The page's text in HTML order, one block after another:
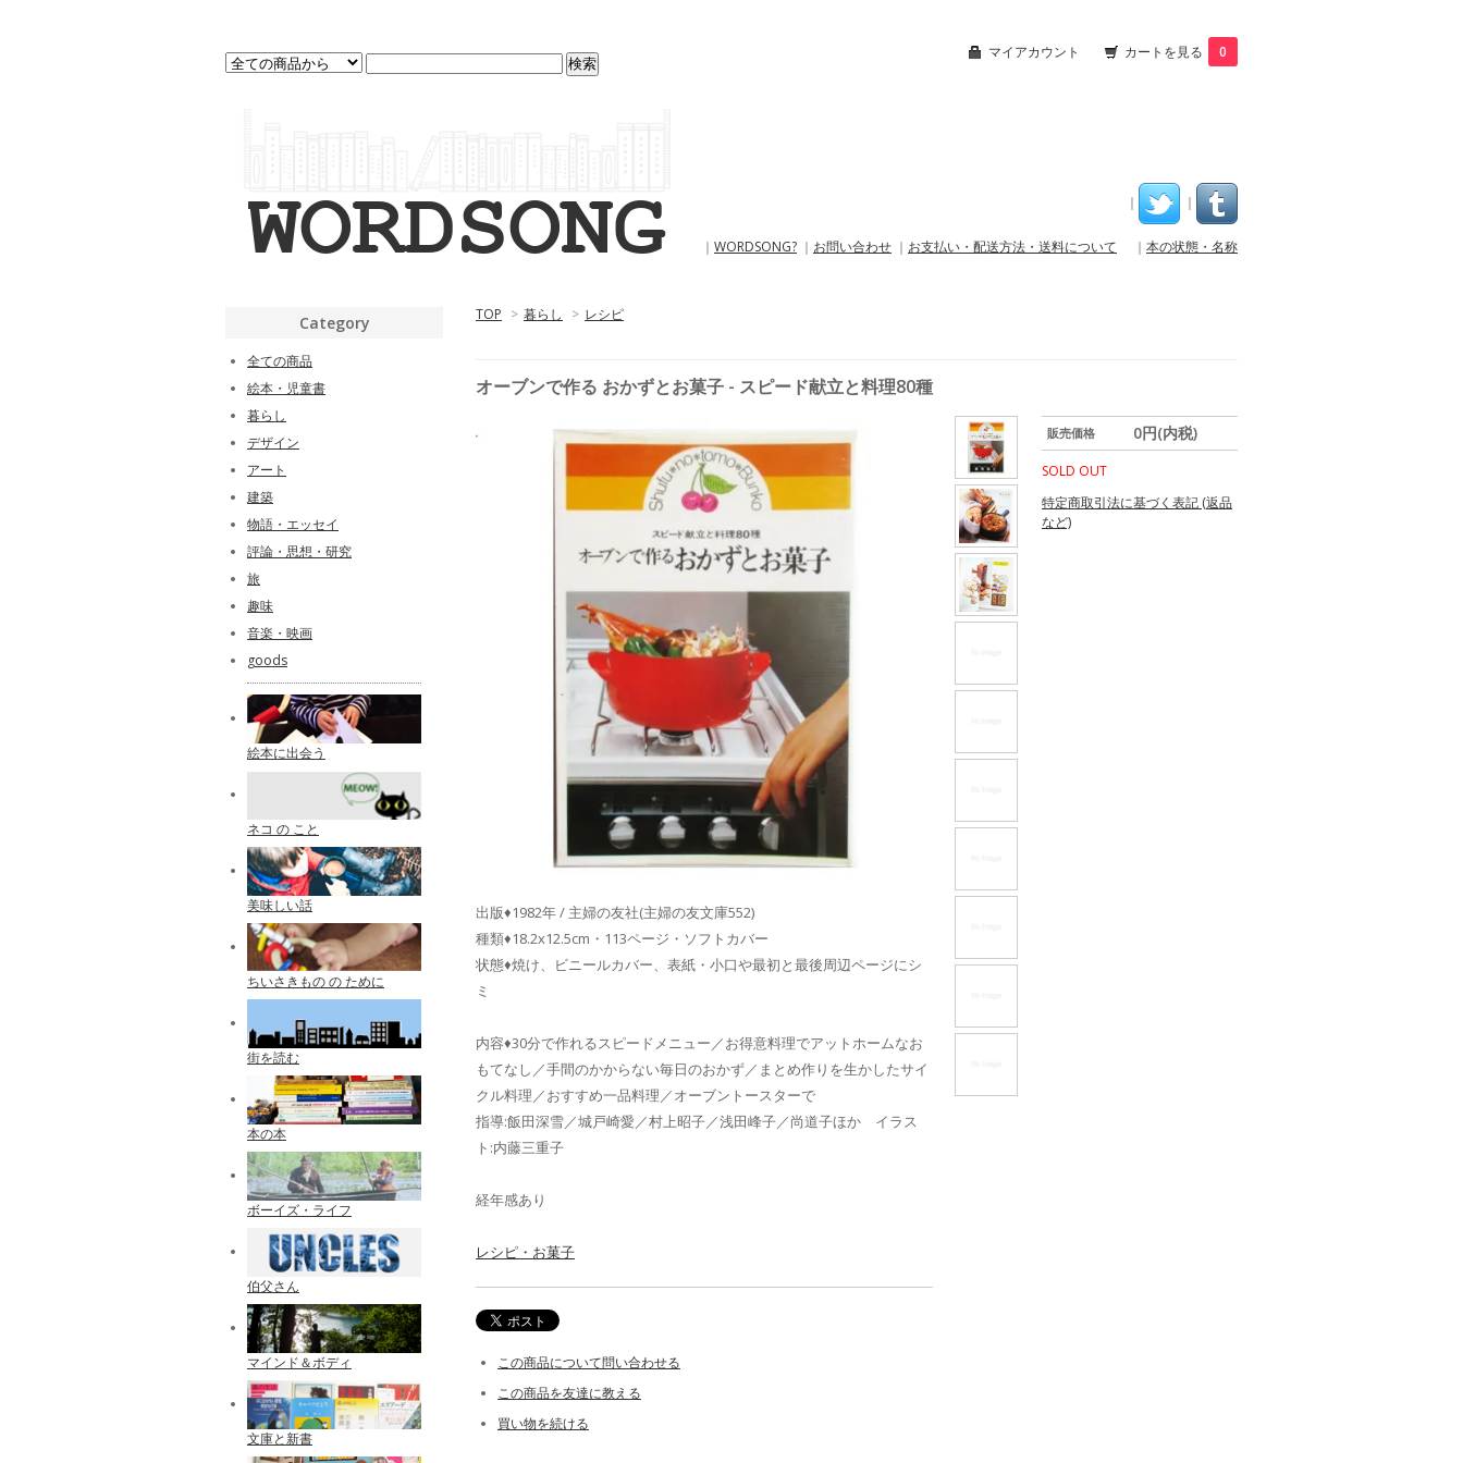
マイアカウント カートを見る 0
｜ ｜
｜ WORDSONG? ｜ お問い合わせ ｜ お支払い・配送方法・送料について ｜ 本の状態・名称
TOP > 暮らし > レシピ
オーブンで作る おかずとお菓子 - スピード献立と料理80種
販売価格 0円(内税)
SOLD OUT
特定商取引法に基づく表記 (返品
など)
出版♦1982年 / 主婦の友社(主婦の友文庫552)
種類♦18.2x12.5cm・113ページ・ソフトカバー
状態♦焼け、ビニールカバー、表紙・小口や最初と最後周辺ページにシ
ミ
内容♦30分で作れるスピードメニュー／お得意料理でアットホームなお
もてなし／手間のかからない毎日のおかず／まとめ作りを生かしたサイ
クル料理／おすすめ一品料理／オーブントースターで
指導:飯田深雪／城戸崎愛／村上昭子／浅田峰子／尚道子ほか イラス
ト:内藤三重子
経年感あり
レシピ・お菓子
この商品について問い合わせる
この商品を友達に教える
買い物を続ける
Category
全ての商品
絵本・児童書
暮らし
デザイン
アート
建築
物語・エッセイ
評論・思想・研究
旅
趣味
音楽・映画
goods
絵本に出会う
ネコ の こと
美味しい話
ちいさきもの の ために
街を読む
本の本
ボーイズ・ライフ
伯父さん
マインド＆ボディ
文庫と新書